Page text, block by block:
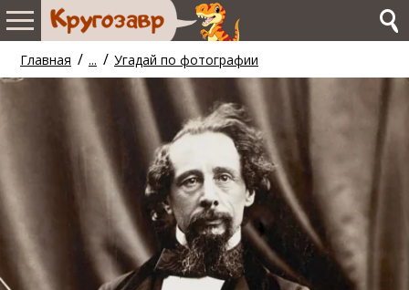
Главная / ... / Угадай по фотографии